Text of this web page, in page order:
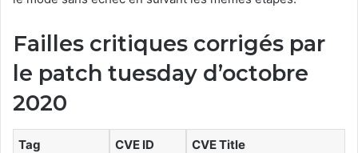
Failles critiques corrigés par
le patch tuesday d’octobre
2020
Tag CVE ID CVE Title